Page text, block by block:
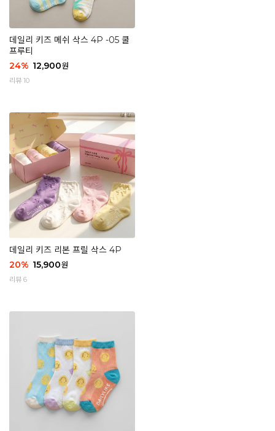
데일리 키즈 메쉬 삭스 4P -05 쿨
프루티
24% 12,900원
리뷰 10
데일리 키즈 리본 프릴 삭스 4P
20% 15,900원
리뷰 6